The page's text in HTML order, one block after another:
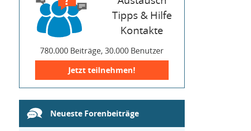
Tipps & Hilfe
Kontakte
780.000 Beiträge, 30.000 Benutzer
Jetzt teilnehmen!
Neueste Forenbeiträge